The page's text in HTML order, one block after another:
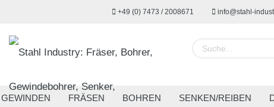
+49 (0) 7473 / 2008671 info@stahl-
GEWINDEN FRÄSEN BOHREN SENKEN/REIBEN